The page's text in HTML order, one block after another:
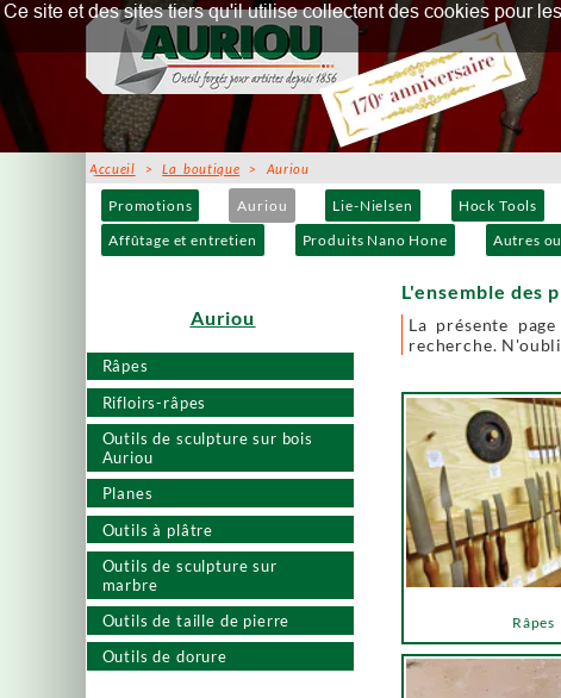
Promotions Auriou Lie-Nielsen Hock Tools
Affûtage et entretien
Produits Nano Hone Autres
Râpes
Rifloirs-râpes
Outils de sculpture sur bois
Auriou
Planes
Outils à plâtre
Outils de sculpture sur
marbre
Outils de taille de pierre
Outils de dorure
Accueil >La boutique > Auriou
L'ensemble des
La présente
recherche.
Auriou
Râpes
Ce site et des sites tiers qu'il utilise collectent des cookies pour